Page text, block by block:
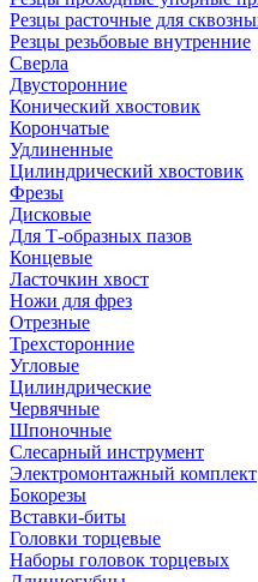
Резцы расточные для
Резцы резьбовые внутренние
Сверла
Двусторонние
Конический хвостовик
Корончатые
Удлиненные
Цилиндрический хвостовик
Фрезы
Дисковые
Для Т-образных пазов
Концевые
Ласточкин хвост
Ножи для фрез
Отрезные
Трехсторонние
Угловые
Цилиндрические
Червячные
Шпоночные
Слесарный инструмент
Электромонтажный комплект
Бокорезы
Вставки-биты
Головки торцевые
Наборы головок торцевых